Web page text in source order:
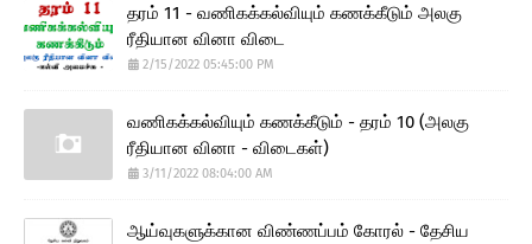
தரம் 11 - வணிகக்கல்வியும் கணக்கீடும் அலகு
ரீதியான வினா விடை
2/15/2022 05:45:00 PM
வணிகக்கல்வியும் கணக்கீடும் - தரம் 10 (அலகு
ரீதியான வினா - விடைகள்)
3/11/2022 08:04:00 AM
ஆய்வுகளுக்கான விண்ணப்பம் கோரல் - தேசிய